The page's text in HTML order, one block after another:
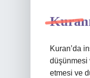
Kuran’da
düşünmesi
etmesi ve